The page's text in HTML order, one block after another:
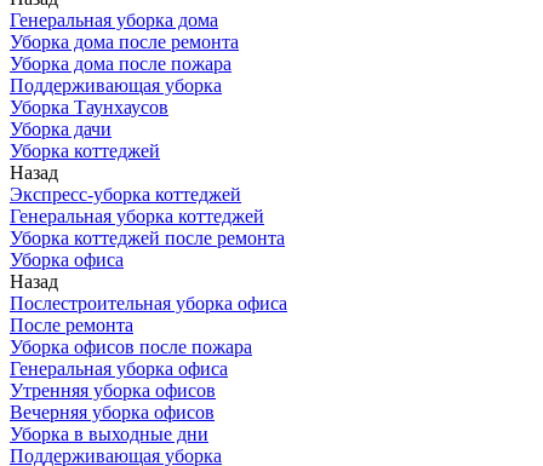
Генеральная уборка дома
Уборка дома после ремонта
Уборка дома после пожара
Поддерживающая уборка
Уборка Таунхаусов
Уборка дачи
Уборка коттеджей
Назад
Экспресс-уборка коттеджей
Генеральная уборка коттеджей
Уборка коттеджей после ремонта
Уборка офиса
Назад
Послестроительная уборка офиса
После ремонта
Уборка офисов после пожара
Генеральная уборка офиса
Утренняя уборка офисов
Вечерняя уборка офисов
Уборка в выходные дни
Поддерживающая уборка